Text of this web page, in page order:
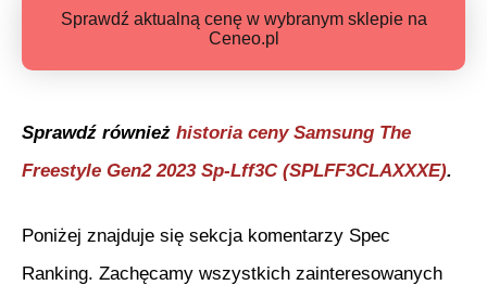
Sprawdź aktualną cenę w wybranym sklepie na
Ceneo.pl
Sprawdź również historia ceny Samsung The
Freestyle Gen2 2023 Sp-Lff3C (SPLFF3CLAXXXE).
Poniżej znajduje się sekcja komentarzy Spec
Ranking. Zachęcamy wszystkich zainteresowanych